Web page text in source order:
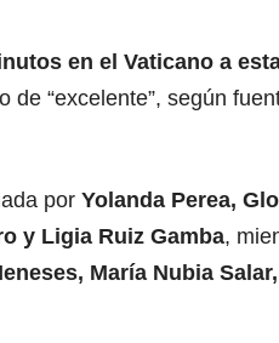
en el Vaticano a
de “excelente”, según
por Yolanda Perea,
y Ligia Ruiz Gamba,
María Nubia